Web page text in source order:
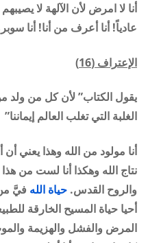
أنا لا امرض لأن الآلهة لا
عادياً! أنا أعرف من أنا! أنا
الإعتراف (16)
يقول الكتاب” لأن كل من ولد
الغلبة التي تغلب العالم إيماننا”
أنا مولود من الله وهذا يعني
نتاج الله وهكذا أنا لست من
والروح القدس. حياة الله فيَّ
أحيا حياة المسيح الخارقة
المرض والفشل والهزيمة